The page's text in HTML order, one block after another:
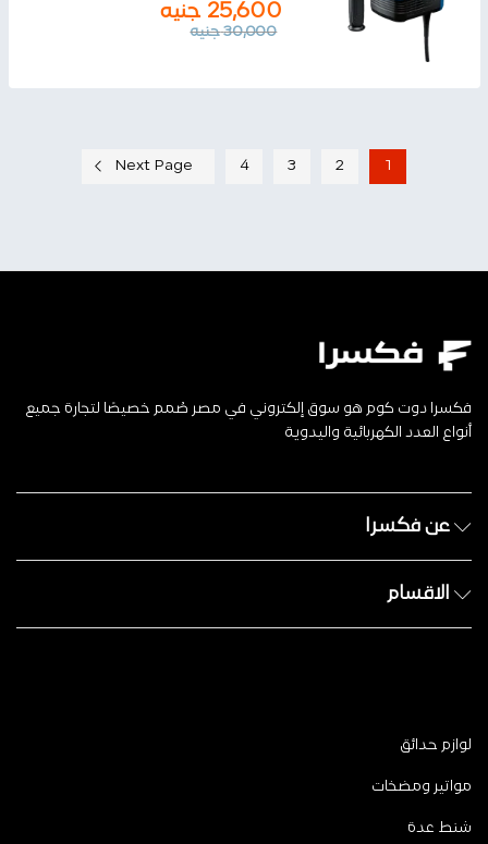
25,600 جنيه
30,000 جنيه
1
2
3
4
Next Page
فكسرا دوت كوم هو سوق إلكتروني في مصر صُمم خصيصًا لتجارة جميع
أنواع العدد الكهربائية واليدوية
عن فكسرا
الاقسام
لوازم حدائق
مواتير ومضخات
شنط عدة